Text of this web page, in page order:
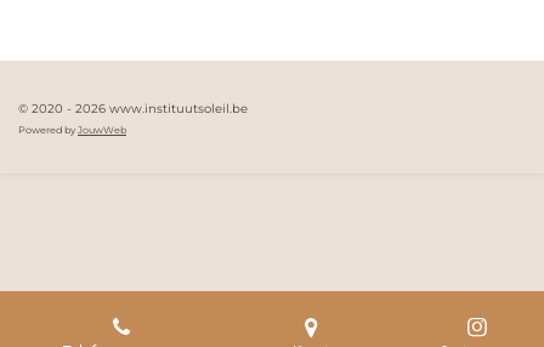
© 2020 - 2026 www.instituutsoleil.be
Powered by JouwWeb